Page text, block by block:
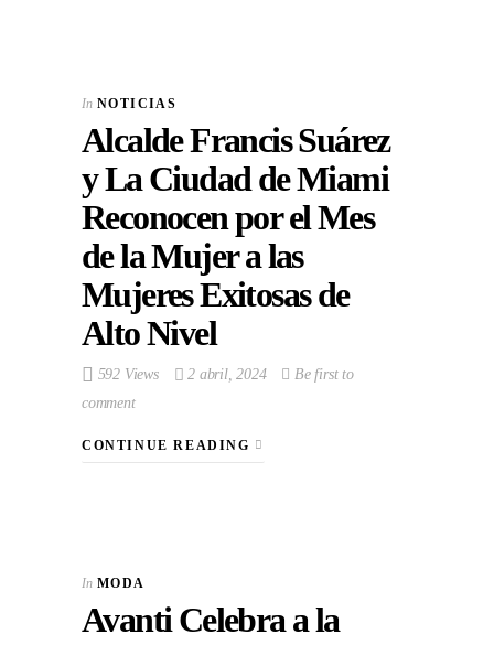
In NOTICIAS
Alcalde Francis Suárez
y La Ciudad de Miami
Reconocen por el Mes
de la Mujer a las
Mujeres Exitosas de
Alto Nivel
592 Views 2 abril, 2024
Be first to
comment
CONTINUE READING
In MODA
Avanti Celebra a la